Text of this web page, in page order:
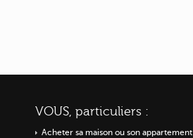
VOUS, particuliers :
Acheter sa maison ou son appartement